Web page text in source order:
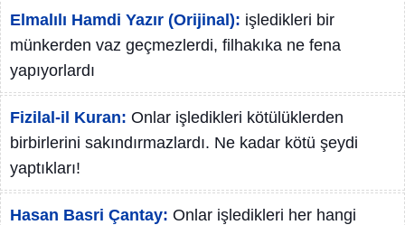
Elmalılı Hamdi Yazır (Orijinal): işledikleri bir
münkerden vaz geçmezlerdi, filhakıka ne fena
yapıyorlardı
Fizilal-il Kuran: Onlar işledikleri kötülüklerden
birbirlerini sakındırmazlardı. Ne kadar kötü şeydi
yaptıkları!
Hasan Basri Çantay: Onlar işledikleri her hangi